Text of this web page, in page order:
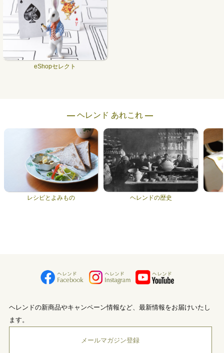
eShopセレクト
― ヘレンド あれこれ ―
レシピとよみもの ヘレンドの歴史
ヘレンドの新商品やキャンペーン情報など、最新情報をお届けいたし
ます。
メールマガジン登録